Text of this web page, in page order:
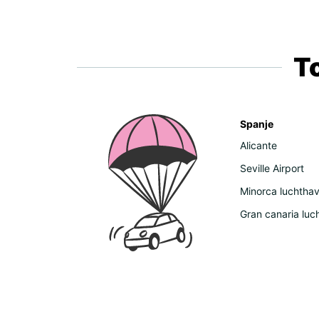
Spanje
Alicante
Seville Airport
Minorca
Gran canaria